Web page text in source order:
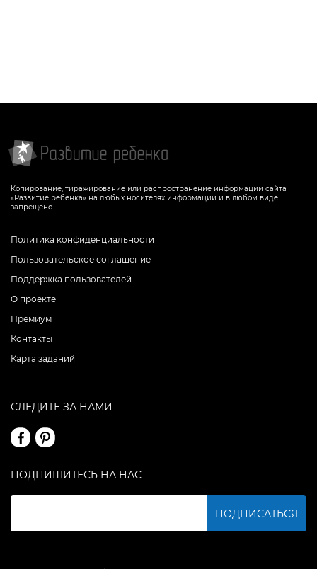
Копирование, тиражирование или распространение информации сайта
«Развитие ребенка» на любых носителях информации и в любом виде
запрещено.
Политика конфиденциальности
Пользовательское соглашение
Поддержка пользователей
О проекте
Премиум
Контакты
Карта заданий
СЛЕДИТЕ ЗА НАМИ
ПОДПИШИТЕСЬ НА НАС
ПОДПИСАТЬСЯ